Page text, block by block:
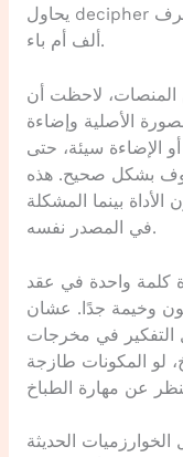
يحاول decipher كل خط وكل منحنى ليعرف هل هذا حرف
ألف أم باء.
المنصات، لاحظت أن
الأصلية وإضاءة
الإضاءة سيئة، حتى
بشكل صحيح. هذه
الأداة بينما المشكلة
في المصدر نفسه.
كلمة واحدة في عقد
وخيمة جدًا. عشان
التفكير في مخرجات
لو المكونات طازجة
الحديثة